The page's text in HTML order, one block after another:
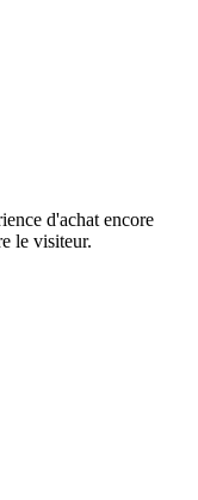
d'achat encore
le visiteur.